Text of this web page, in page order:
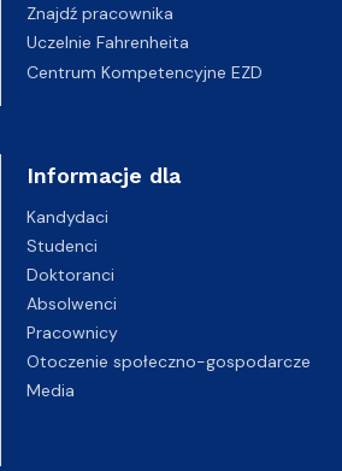
Znajdź pracownika
Uczelnie Fahrenheita
Centrum Kompetencyjne EZD
Informacje dla
Kandydaci
Studenci
Doktoranci
Absolwenci
Pracownicy
Otoczenie społeczno-gospodarcze
Media